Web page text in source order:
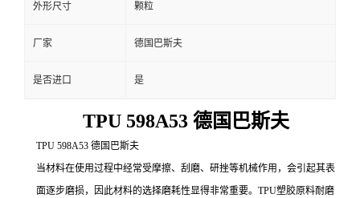
外形尺寸 颗粒
厂家 德国巴斯夫
是否进口 是
TPU 598A53 德国巴斯夫
TPU 598A53 德国巴斯夫
当材料在使用过程中经常受摩擦、刮磨、研挫等机械作用，会引起其表
面逐步磨损，因此材料的选择磨耗性显得非常重要。TPU塑胶原料耐磨